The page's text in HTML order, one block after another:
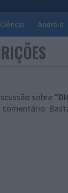
Ciência Android
sobre “